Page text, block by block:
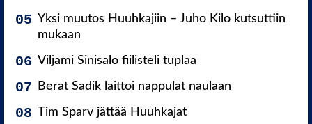
Yksi muutos Huuhkajiin – Juho Kilo kutsuttiin
mukaan
Viljami Sinisalo fiilisteli tuplaa
Berat Sadik laittoi nappulat naulaan
Tim Sparv jättää Huuhkajat